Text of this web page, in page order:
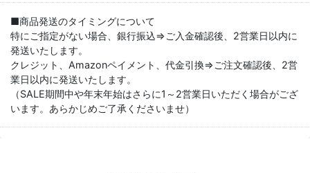
■商品発送のタイミングについて
特にご指定がない場合、銀行振込⇒ご入金確認後、2営業日以内に
発送いたします。
クレジット、Amazonペイメント、代金引換⇒ご注文確認後、2営
業日以内に発送いたします。
（SALE期間中や年末年始はさらに1～2営業日いただく場合がござ
います。あらかじめご了承くださいませ）